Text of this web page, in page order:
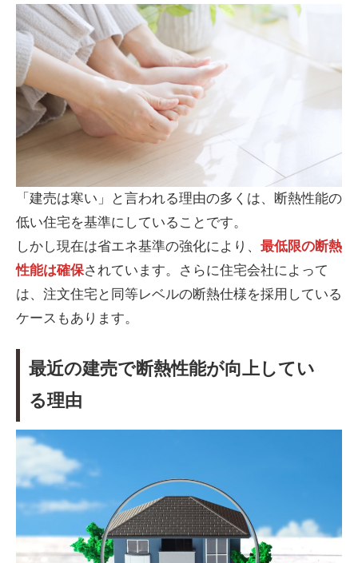
「建売は寒い」と言われる理由の多くは、断熱性能の
低い住宅を基準にしていることです。
しかし現在は省エネ基準の強化により、 最低限の断熱
性能は確保されています。さらに住宅会社によって
は、注文住宅と同等レベルの断熱仕様を採用している
ケースもあります。
最近の建売で断熱性能が向上してい
る理由